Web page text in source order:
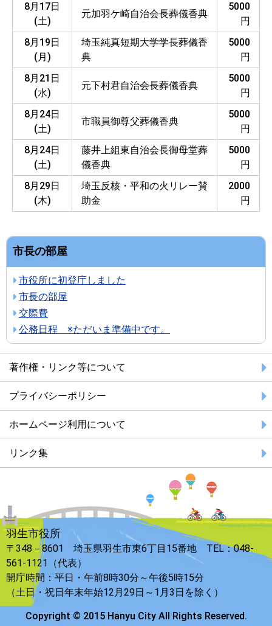
8月17日
(土)
元加羽ケ崎自治会長葬儀香典
5000
円
8月19日
(月)
埼玉純真短期大学学長葬儀香
典
5000
円
8月21日
(水)
元下村君自治会長葬儀香典
5000
円
8月24日
(土)
市職員御尊父葬儀香典
5000
円
8月24日
(土)
藤井上組東自治会長御母堂葬
儀香典
5000
円
8月29日
(木)
埼玉反核・平和の火リレー賛
助金
2000
円
市長の部屋
市役所に初登庁しました
市長の部屋
交際費
公務日程 ※ただいま準備中です。
著作権・リンク等について
プライバシーポリシー
ホームページ利用について
リンク集
羽生市役所
〒348－8601 埼玉県羽生市東6丁目15番地 TEL：048-
561-1121（代表）
開庁時間：平日・午前8時30分～午後5時15分
（土日・祝日年末年始12月29日～1月3日を除く）
Copyright © 2015 Hanyu City All Rights Reserved.